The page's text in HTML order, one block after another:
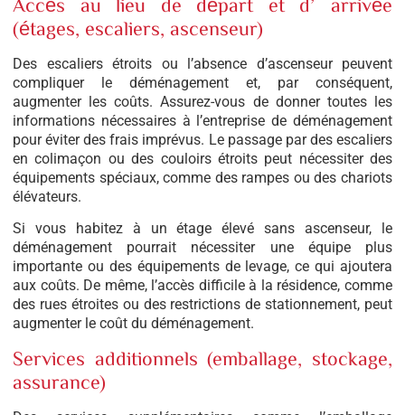
Accès au lieu de départ et d’arrivée
(étages, escaliers, ascenseur)
Des escaliers étroits ou l’absence d’ascenseur peuvent
compliquer le déménagement et, par conséquent,
augmenter les coûts. Assurez-vous de donner toutes les
informations nécessaires à l’entreprise de déménagement
pour éviter des frais imprévus. Le passage par des escaliers
en colimaçon ou des couloirs étroits peut nécessiter des
équipements spéciaux, comme des rampes ou des chariots
élévateurs.
Si vous habitez à un étage élevé sans ascenseur, le
déménagement pourrait nécessiter une équipe plus
importante ou des équipements de levage, ce qui ajoutera
aux coûts. De même, l’accès difficile à la résidence, comme
des rues étroites ou des restrictions de stationnement, peut
augmenter le coût du déménagement.
Services additionnels (emballage, stockage,
assurance)